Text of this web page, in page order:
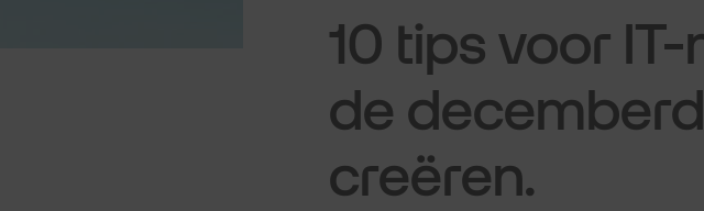
10 tips voor
de
creëren.